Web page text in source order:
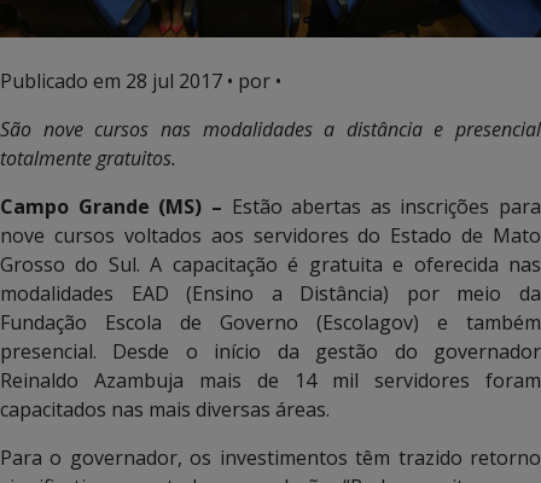
Publicado em 28 jul 2017 • por •
São nove cursos nas modalidades a distância e presencial
totalmente gratuitos.
Campo Grande (MS) – Estão abertas as inscrições para
nove cursos voltados aos servidores do Estado de Mato
Grosso do Sul. A capacitação é gratuita e oferecida nas
modalidades EAD (Ensino a Distância) por meio da
Fundação Escola de Governo (Escolagov) e também
presencial. Desde o início da gestão do governador
Reinaldo Azambuja mais de 14 mil servidores foram
capacitados nas mais diversas áreas.
Para o governador, os investimentos têm trazido retorno